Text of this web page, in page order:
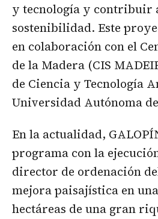
y tecnología y contribuir
sostenibilidad. Este
en colaboración con el
de la Madera (CIS
de Ciencia y Tecnología
Universidad Autónoma
En la actualidad,
programa con la
director de ordenación
mejora paisajística en
hectáreas de una gran